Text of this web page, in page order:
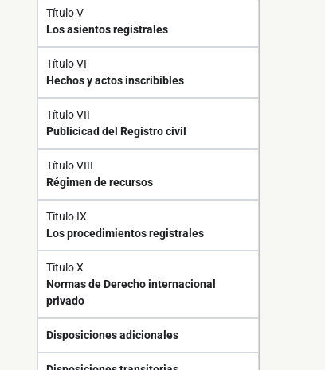
Título V
Los asientos registrales
Título VI
Hechos y actos inscribibles
Título VII
Publicicad del Registro civil
Título VIII
Régimen de recursos
Título IX
Los procedimientos registrales
Título X
Normas de Derecho internacional
privado
Disposiciones adicionales